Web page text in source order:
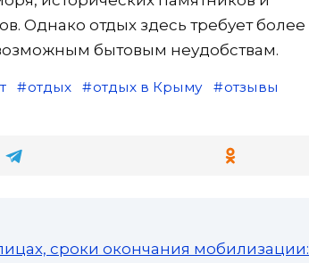
Однако отдых здесь требует более
бытовым неудобствам.
отдых отдых в Крыму
отзывы
сроки окончания мобилизации: